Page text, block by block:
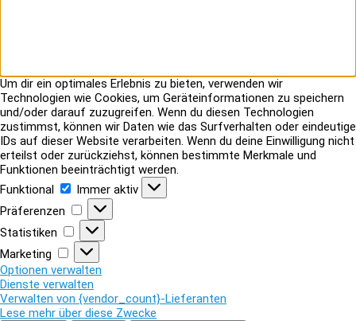
Um dir ein optimales Erlebnis zu bieten, verwenden wir
Technologien wie Cookies, um Geräteinformationen zu speichern
und/oder darauf zuzugreifen. Wenn du diesen Technologien
zustimmst, können wir Daten wie das Surfverhalten oder eindeutige
IDs auf dieser Website verarbeiten. Wenn du deine Einwilligung nicht
erteilst oder zurückziehst, können bestimmte Merkmale und
Funktionen beeinträchtigt werden.
Funktional
Funktional
Immer aktiv
Präferenzen
Präferenzen
Statistiken
Statistiken
Marketing
Marketing
Optionen verwalten
Dienste verwalten
Verwalten von {vendor_count}-Lieferanten
Lese mehr über diese Zwecke